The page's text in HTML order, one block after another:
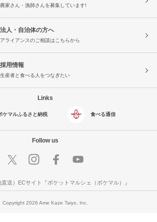
農家さん・漁師さんを募集しています!
法人・自治体の方へ
アライアンスのご相談はこちらから
採用情報
生産者と食べる人をつなぎたい
Links
ケマルふるさと納税 食べる通信
Follow us
送）ECサイト『ポケットマルシェ（ポケマル）』
Copyright 2026 Ame Kaze Taiyo, Inc.